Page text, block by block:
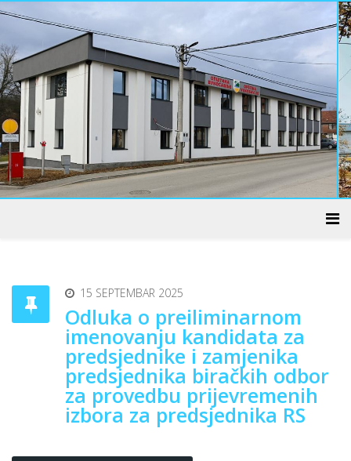
15 SEPTEMBAR 2025
Odluka o preiliminarnom
imenovanju kandidata za
predsjednike i zamjenika
predsjednika biračkih odbor
za provedbu prijevremenih
izbora za predsjednika RS